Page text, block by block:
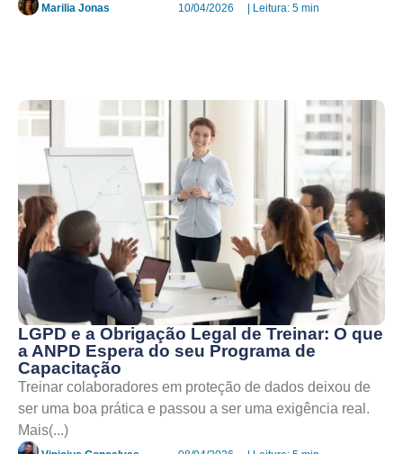
Marilia Jonas 10/04/2026 | Leitura: 5 min
LGPD e a Obrigação Legal de Treinar: O que
a ANPD Espera do seu Programa de
Capacitação
Treinar colaboradores em proteção de dados deixou de
ser uma boa prática e passou a ser uma exigência real.
Mais(...)